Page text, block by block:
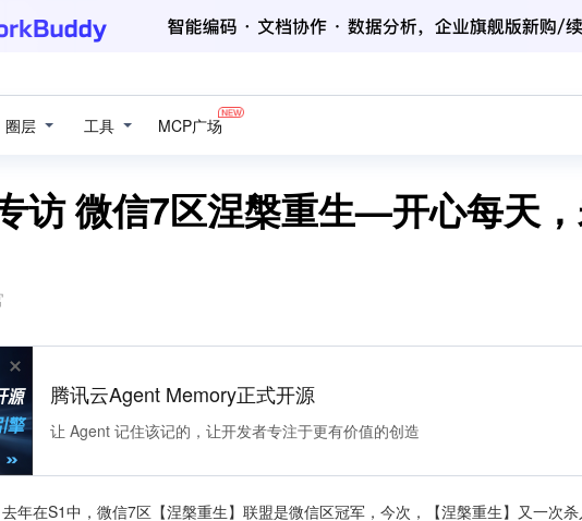
圈层 工具 MCP广场
访 微信7区涅槃重生—开心每天
腾讯云Agent Memory正式开源
让 Agent 记住该记的，让开发者专注于更有价值的创造
年在S1中，微信7区【涅槃重生】联盟是微信区冠军，今次，【涅槃重生】又一次杀